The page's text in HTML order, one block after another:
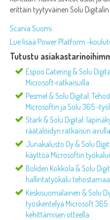
erittäin tyytyväinen Solu Digitalin
Scania Suomi
Lue lisää Power Platform -
Tutustu
Espoo Catering & Solu
Microsoft-ratkaisuilla
Pesmel & Solu Digital:
Microsoftin ja Solu 365 -
Stark & Solu Digital:
räätälöidyn ratkaisun avulla
Junakalusto Oy & Solu
käyttöä Microsoftin
Boliden Kokkola & Solu
hallintatyökalu
Keskisuomalainen & Solu
työskentelyä Microsoft
kehittämisen otteella